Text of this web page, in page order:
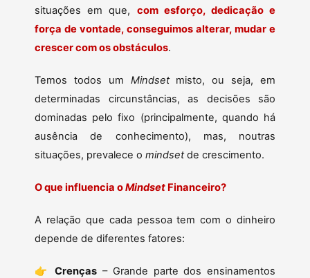
situações em que, com esforço, dedicação e
força de vontade, conseguimos alterar, mudar e
crescer com os obstáculos.
Temos todos um Mindsetmisto, ou seja, em
determinadas circunstâncias, as decisões são
dominadas pelo fixo (principalmente, quando há
ausência de conhecimento), mas, noutras
situações, prevalece o mindsetde crescimento.
O que influencia oMindset Financeiro?
A relação que cada pessoa tem com o dinheiro
depende de diferentes fatores:
👉Crenças – Grande parte dos ensinamentos